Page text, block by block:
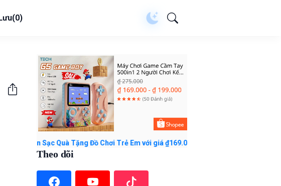
(0)
Quà Tặng Đồ Chơi Trẻ Em với giá ₫169.000 - ₫199.000. Mua ngay trên Shopee!
Theo dõi